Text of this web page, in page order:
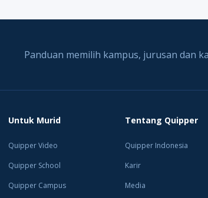
Panduan memilih kampus, jurusan dan
Untuk Murid
Quipper Video
Quipper School
Quipper Campus
Tentang Quipper
Quipper Indonesia
Karir
Media